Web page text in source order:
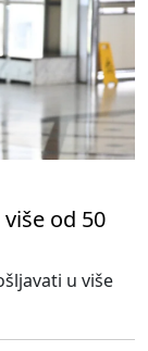
od 50
u više